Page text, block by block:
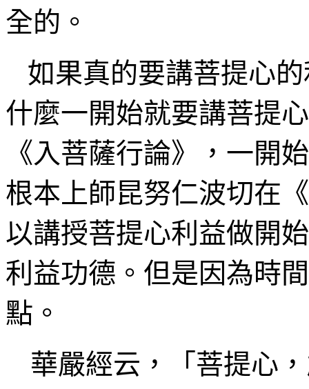
全的。
如果真的要講菩提心
什麼一開始就要講菩提
《入菩薩行論》，一開
根本上師昆努仁波切在
以講授菩提心利益做開
利益功德。但是因為時
點。
華嚴經云 ，「菩提心